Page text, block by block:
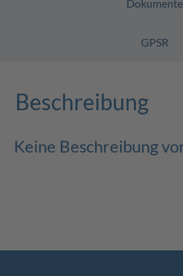
Dokumente
GPSR
Beschreibung
Keine Beschreibung